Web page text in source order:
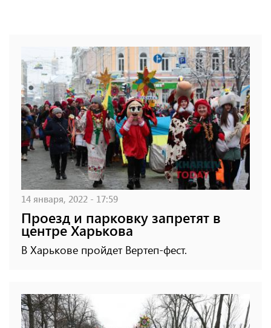
14 января, 2022 - 17:59
Проезд и парковку запретят в
центре Харькова
В Харькове пройдет Вертеп-фест.